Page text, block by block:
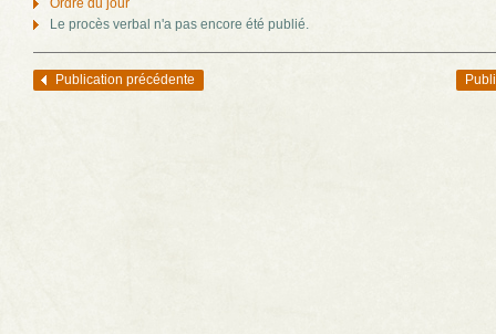
Ordre du jour
Le procès verbal n'a pas encore été publié.
Navigation des articles
Publication précédente